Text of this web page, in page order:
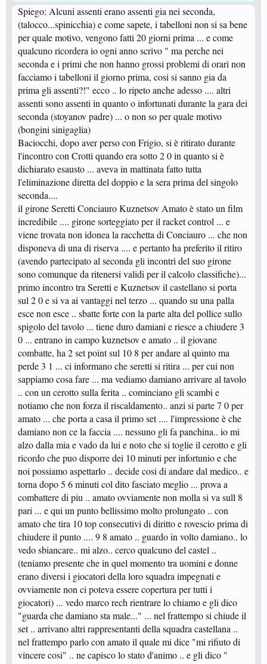
Spiego: Alcuni assenti erano assenti gia nei seconda,
(talocco...spinicchia) e come sapete, i tabelloni non si sa bene
per quale motivo, vengono fatti 20 giorni prima ... e come
qualcuno ricordera io ogni anno scrivo " ma perche nei
seconda e i primi che non hanno grossi problemi di orari non
facciamo i tabelloni il giorno prima, cosi si sanno gia da
prima gli assenti?!" ecco .. lo ripeto anche adesso .... altri
assenti sono assenti in quanto o infortunati durante la gara dei
seconda (stoyanov padre) ... o non so per quale motivo
(bongini sinigaglia)
Baciocchi, dopo aver perso con Frigio, si è ritirato durante
l'incontro con Crotti quando era sotto 2 0 in quanto si è
dichiarato esausto ... aveva in mattinata fatto tutta
l'eliminazione diretta del doppio e la sera prima del singolo
seconda....
il girone Seretti Conciauro Kuznetsov Amato è stato un film
incredibile .... girone sorteggiato per il racket control ... e
viene trovata non idonea la racchetta di Conciauro ... che non
disponeva di una di riserva .... e pertanto ha preferito il ritiro
(avendo partecipato al seconda gli incontri del suo girone
sono comunque da ritenersi validi per il calcolo classifiche)...
primo incontro tra Seretti e Kuznetsov il castellano si porta
sul 2 0 e si va ai vantaggi nel terzo ... quando su una palla
esce non esce .. sbatte forte con la parte alta del pollice sullo
spigolo del tavolo ... tiene duro damiani e riesce a chiudere 3
0 ... entrano in campo kuznetsov e amato .. il giovane
combatte, ha 2 set point sul 10 8 per andare al quinto ma
perde 3 1 ... ci informano che seretti si ritira ... per cui non
sappiamo cosa fare ... ma vediamo damiano arrivare al tavolo
.. con un cerotto sulla ferita .. cominciano gli scambi e
notiamo che non forza il riscaldamento.. anzi si parte 7 0 per
amato ... che porta a casa il primo set .... l'impressione è che
damiano non ce la faccia .... nessuno gli fa panchina.. io mi
alzo dalla mia e vado da lui e noto che si toglie il cerotto e gli
ricordo che puo disporre dei 10 minuti per infortunio e che
noi possiamo aspettarlo .. decide cosi di andare dal medico.. e
torna dopo 5 6 minuti col dito fasciato meglio ... prova a
combattere di piu .. amato ovviamente non molla si va sull 8
pari ... e qui un punto bellissimo molto prolungato .. con
amato che tira 10 top consecutivi di diritto e rovescio prima di
chiudere il punto .... 9 8 amato .. guardo in volto damiano.. lo
vedo sbiancare.. mi alzo.. cerco qualcuno del castel ..
(teniamo presente che in quel momento tra uomini e donne
erano diversi i giocatori della loro squadra impegnati e
ovviamente non ci poteva essere copertura per tutti i
giocatori) ... vedo marco rech rientrare lo chiamo e gli dico
"guarda che damiano sta male..." ... nel frattempo si chiude il
set .. arrivano altri rappresentanti della squadra castellana ..
nel frattempo parlo con amato il quale mi dice "mi rifiuto di
vincere cosi" .. ne capisco lo stato d'animo .. e gli dico "